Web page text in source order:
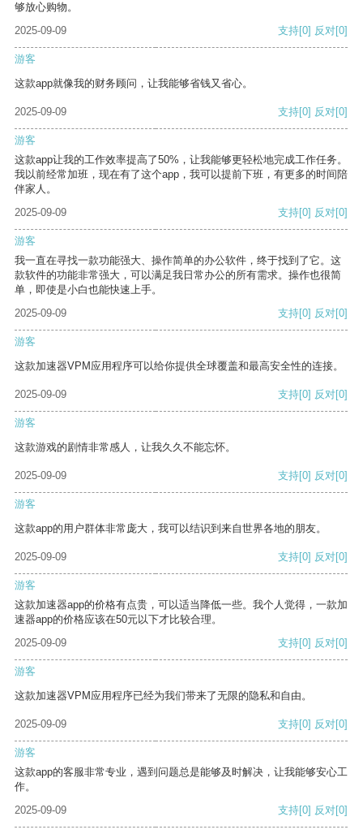
够放心购物。
2025-09-09
支持[0] 反对[0]
游客
这款app就像我的财务顾问，让我能够省钱又省心。
2025-09-09 支持[0] 反对[0]
游客
这款app让我的工作效率提高了50%，让我能够更轻松地完成工作任务。
我以前经常加班，现在有了这个app，我可以提前下班，有更多的时间陪
伴家人。
2025-09-09
支持[0] 反对[0]
游客
我一直在寻找一款功能强大、操作简单的办公软件，终于找到了它。这
款软件的功能非常强大，可以满足我日常办公的所有需求。操作也很简
单，即使是小白也能快速上手。
2025-09-09
支持[0] 反对[0]
游客
这款加速器VPM应用程序可以给你提供全球覆盖和最高安全性的连接。
2025-09-09 支持[0] 反对[0]
游客
这款游戏的剧情非常感人，让我久久不能忘怀。
2025-09-09 支持[0] 反对[0]
游客
这款app的用户群体非常庞大，我可以结识到来自世界各地的朋友。
2025-09-09 支持[0] 反对[0]
游客
这款加速器app的价格有点贵，可以适当降低一些。我个人觉得，一款加
速器app的价格应该在50元以下才比较合理。
2025-09-09
支持[0] 反对[0]
游客
这款加速器VPM应用程序已经为我们带来了无限的隐私和自由。
2025-09-09 支持[0] 反对[0]
游客
这款app的客服非常专业，遇到问题总是能够及时解决，让我能够安心工
作。
2025-09-09
支持[0] 反对[0]